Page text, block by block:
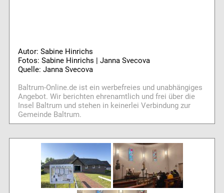
Autor: Sabine Hinrichs
Fotos: Sabine Hinrichs | Janna Svecova
Quelle: Janna Svecova
Baltrum-Online.de ist ein werbefreies und unabhängiges
Angebot. Wir berichten ehrenamtlich und frei über die
Insel Baltrum und stehen in keinerlei Verbindung zur
Gemeinde Baltrum.